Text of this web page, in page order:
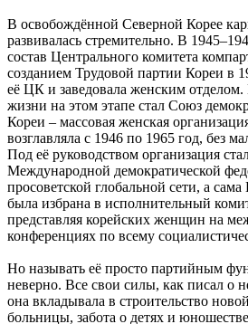
В освобождённой Северной Корее
развивалась стремительно. В
состав Центрального комитета
созданием Трудовой партии Кореи в
её ЦК и заведовала женским
жизни на этом этапе стал Союз
Кореи – массовая женская
возглавляла с 1946 по 1965 год, без
Под её руководством организация
Международной демократической
просоветской глобальной сети, а
была избрана в исполнительный
представляя корейских женщин на
конференциях по всему
Но называть её просто партийным
неверно. Все свои силы, как писал о
она вкладывала в строительство
больницы, забота о детях и